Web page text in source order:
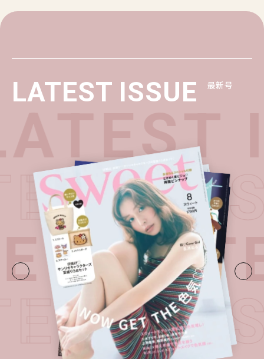
LATEST ISSUE 最新号
・